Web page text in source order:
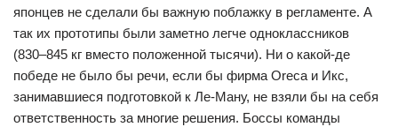
японцев не сделали бы важную поблажку в регламенте. А
так их прототипы были заметно легче одноклассников
(830–845 кг вместо положенной тысячи). Ни о какой-де
победе не было бы речи, если бы фирма Oreca и Икс,
занимавшиеся подготовкой к Ле-Ману, не взяли бы на себя
ответственность за многие решения. Боссы команды